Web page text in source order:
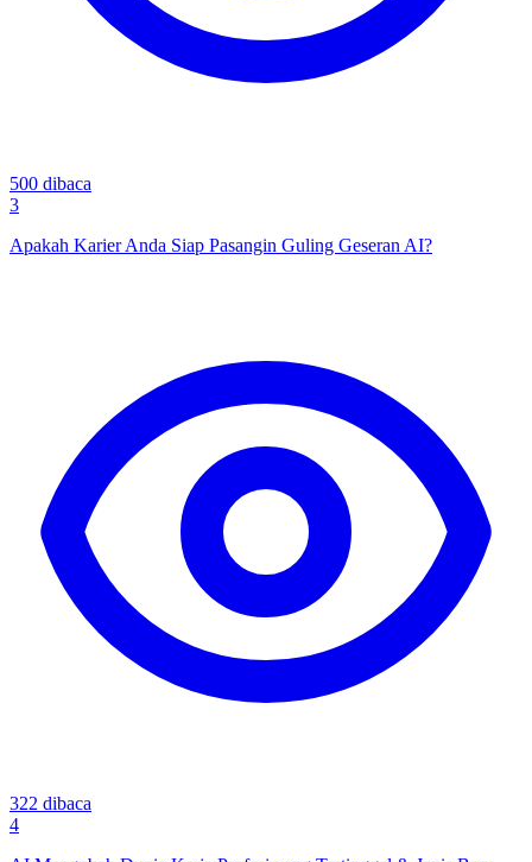
500 dibaca
3
Apakah Karier Anda Siap Pasangin Guling Geseran AI?
322 dibaca
4